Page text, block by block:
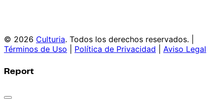
© 2026 Culturia. Todos los derechos reservados. |
Términos de Uso
Política de Privacidad Aviso Legal
Report